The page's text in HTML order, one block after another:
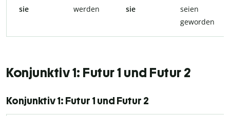
sie werden sie
seien
geworden
Konjunktiv 1: Futur 1 und Futur 2
Konjunktiv 1: Futur 1 und Futur 2